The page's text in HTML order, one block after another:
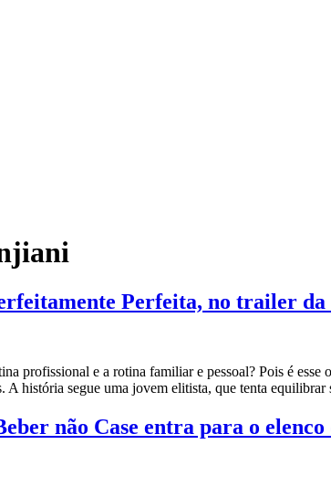
Perfeita, no trailer da
profissional e a rotina familiar e pessoal? Pois é
A história segue uma jovem elitista, que tenta
não Case entra para o